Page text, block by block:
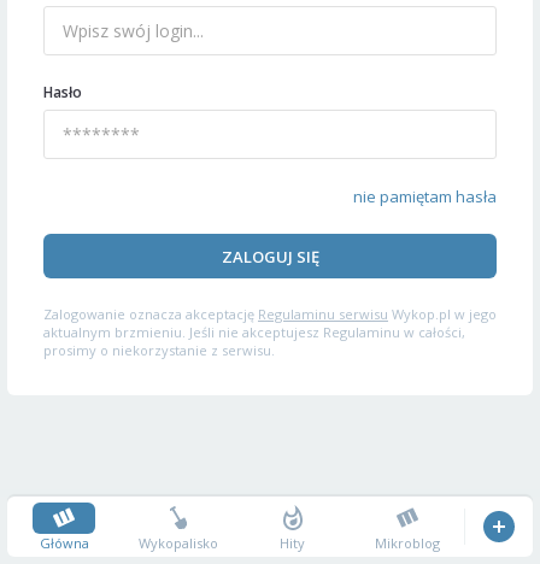
Hasło
nie pamiętam hasła
ZALOGUJ SIĘ
Zalogowanie oznacza akceptację Regulaminu serwisu Wykop.pl w jego
aktualnym brzmieniu. Jeśli nie akceptujesz Regulaminu w całości,
prosimy o niekorzystanie z serwisu.
Główna Wykopalisko Hity Mikroblog